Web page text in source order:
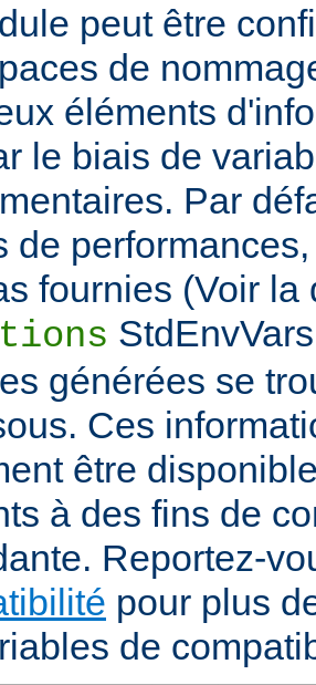
peut être
de
éléments
le biais de
Par
de
fournies (Voir la
générées se
Ces
être
à des fins de
Reportez-
pour plus
de